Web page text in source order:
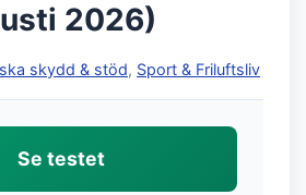
2026)
skydd & stöd, Sport & Friluftsliv
Se testet